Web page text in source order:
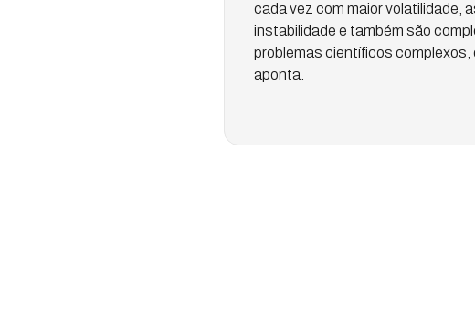
cada vez com maior volatilidade,
instabilidade e também são
problemas científicos complexos,
aponta.